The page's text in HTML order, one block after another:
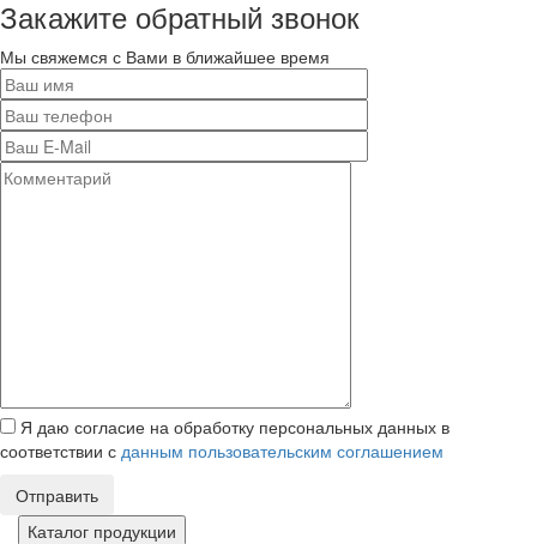
Закажите обратный звонок
Мы свяжемся с Вами в ближайшее время
Я даю согласие на обработку персональных данных в
соответствии с данным пользовательским соглашением
Отправить
Каталог продукции